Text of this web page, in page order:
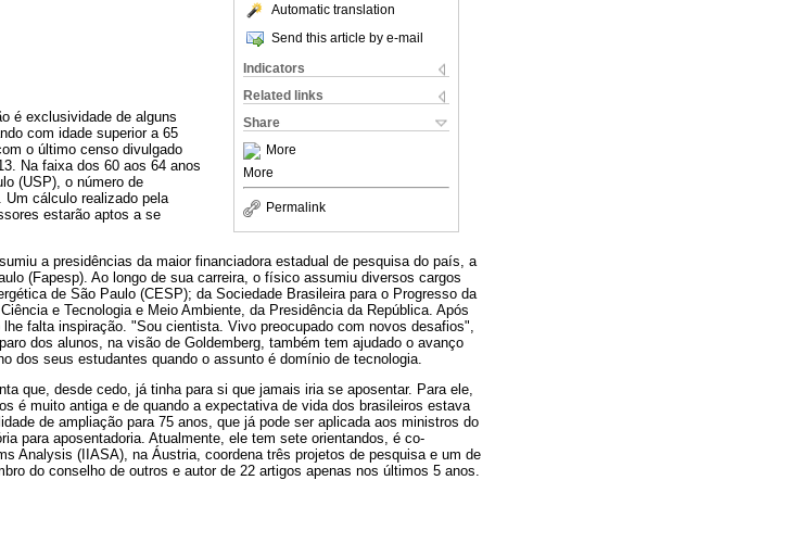
Automatic translation
Send this article by e-mail
Indicators
Related links
Share
More
More
Permalink
é exclusividade de alguns
com idade superior a 65
o último censo divulgado
Na faixa dos 60 aos 64 anos
(USP), o número de
Um cálculo realizado pela
estarão aptos a se
a presidências da maior financiadora estadual de pesquisa do país, a
(Fapesp). Ao longo de sua carreira, o físico assumiu diversos cargos
de São Paulo (CESP); da Sociedade Brasileira para o Progresso da
e Tecnologia e Meio Ambiente, da Presidência da República. Após
falta inspiração. "Sou cientista. Vivo preocupado com novos desafios",
dos alunos, na visão de Goldemberg, também tem ajudado o avanço
dos seus estudantes quando o assunto é domínio de tecnologia.
que, desde cedo, já tinha para si que jamais iria se aposentar. Para ele,
é muito antiga e de quando a expectativa de vida dos brasileiros estava
de ampliação para 75 anos, que já pode ser aplicada aos ministros do
para aposentadoria. Atualmente, ele tem sete orientandos, é co-
Analysis (IIASA), na Áustria, coordena três projetos de pesquisa e um de
do conselho de outros e autor de 22 artigos apenas nos últimos 5 anos.